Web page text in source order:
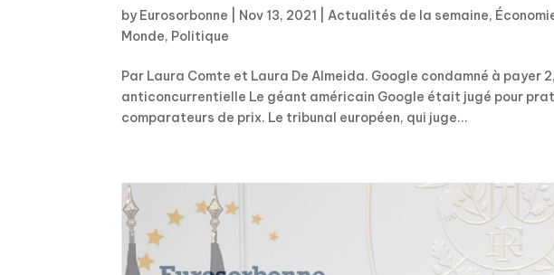
by Eurosorbonne Nov 13, 2021 Actualités de la semaine,
Monde, Politique
Par Laura Comte et Laura De Almeida. Google condamné à payer
anticoncurrentielle Le géant américain Google était jugé pour
comparateurs de prix. Le tribunal européen, qui juge...